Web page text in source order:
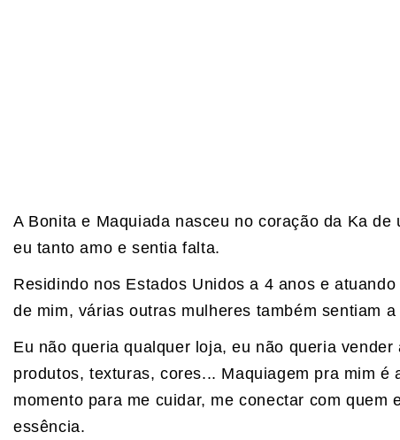
A Bonita e Maquiada nasceu no coração da Ka
eu tanto amo e sentia falta.
Residindo nos Estados Unidos a 4 anos e
de mim, várias outras mulheres também sentiam
Eu não queria qualquer loja, eu não queria
produtos, texturas, cores... Maquiagem pra mim
momento para me cuidar, me conectar com quem
essência.